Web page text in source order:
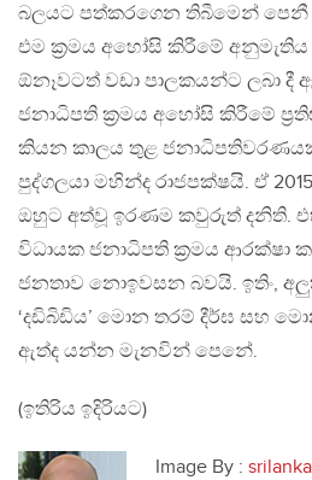
බලයට පත්කරගෙන තිබීමෙන් පෙනී
එම ක්‍රමය අහෝසි කිරීමේ
ඕනෑවටත් වඩා පාලකයන්ට ලබා දී
ජනාධිපති ක්‍රමය අහෝසි කිරීමේ
කියන කාලය තුළ
පුද්ගලයා මහින්ද රාජපක්ෂයි. ඒ
ඔහුට අත්වූ ඉරණම කවුරුත් දනිති.
විධායක ජනාධිපති ක්‍රමය ආරක්ෂා
ජනතාව නොඉවසන බවයි. ඉතිං,
‘දඩිබිඩිය’ මොන තරම් දීර්ඝ සහ
ඇත්ද යන්න මැනවින් පෙනේ.
(ඉතිරිය ඉදිරියට)
Image By :